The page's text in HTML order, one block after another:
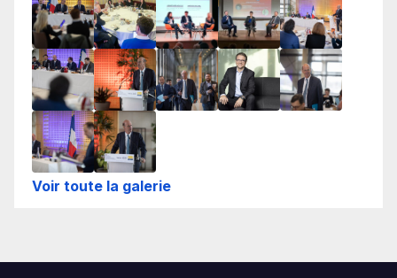
Voir toute la galerie